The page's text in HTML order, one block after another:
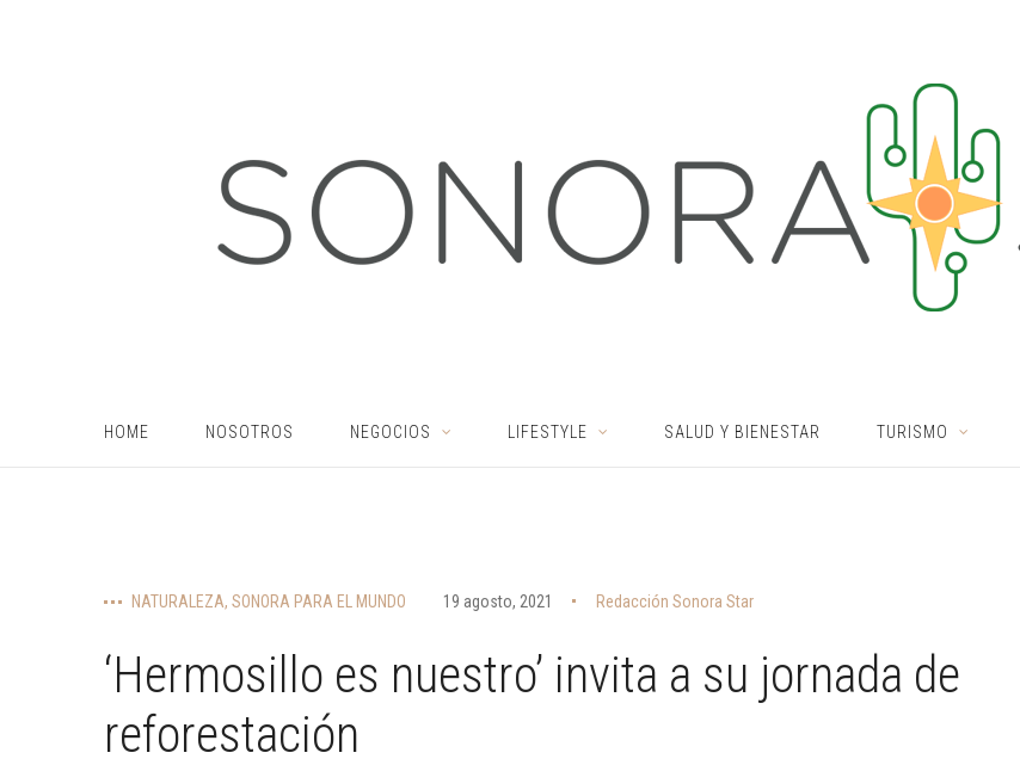
HOME NOSOTROS NEGOCIOS LIFESTYLE SALUD Y BIENESTAR TURISMO
NATURALEZA, SONORA PARA EL MUNDO 19 agosto, 2021 Redacción Sonora Star
‘Hermosillo es nuestro’ invita a su jornada de
reforestación